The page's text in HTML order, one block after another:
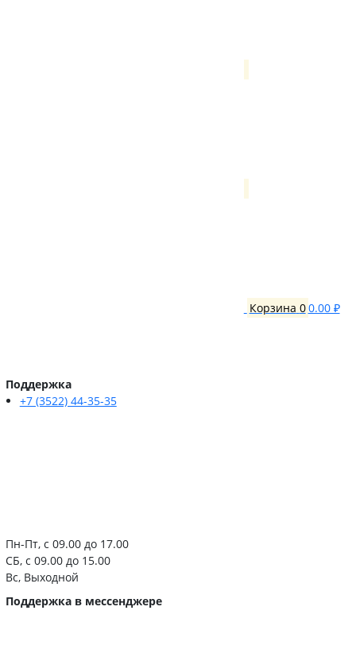
Корзина 00.00 ₽
Поддержка
+7 (3522) 44-35-35
Пн-Пт, с 09.00 до 17.00
СБ, с 09.00 до 15.00
Вс, Выходной
Поддержка в мессенджере